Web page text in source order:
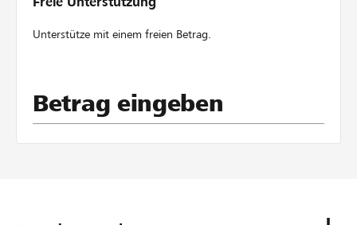
Unterstütze mit einem freien Betrag.
Betrag eingeben